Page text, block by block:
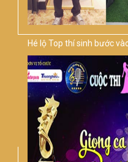
Hé lộ Top thí sinh bước
vàng bolero Việt Nam